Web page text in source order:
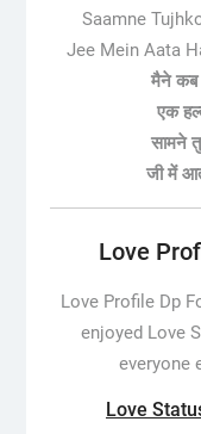
Saamne
Jee Mein Aata
मैने कब
एक
सामने
जी में
Love
Love Profile Dp
enjoyed Love
everyone
Love